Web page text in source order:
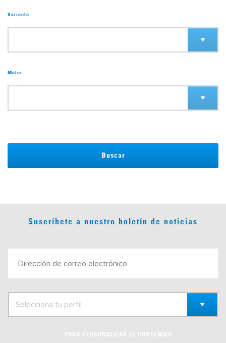
Variante
Motor
Buscar
Suscríbete a nuestro boletín de noticias
PARA PERSONALIZAR EL CONTENIDO